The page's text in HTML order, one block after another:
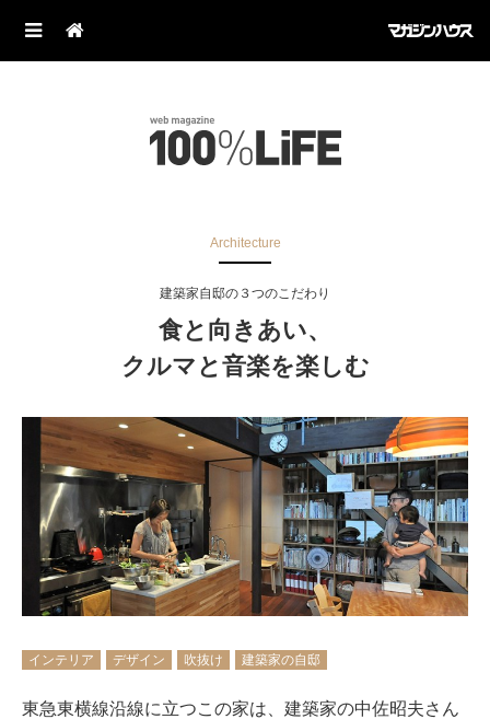
Architecture
建築家自邸の３つのこだわり
食と向きあい、
クルマと音楽を楽しむ
インテリア デザイン 吹抜け 建築家の自邸
東急東横線沿線に立つこの家は、建築家の中佐昭夫さん